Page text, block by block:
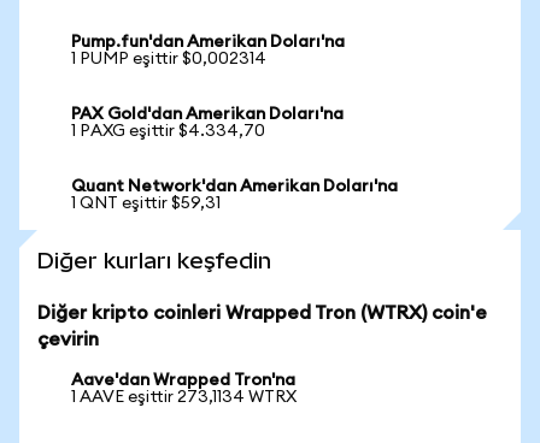
Pump.fun'dan Amerikan Doları'na
1 PUMP eşittir $0,002314
PAX Gold'dan Amerikan Doları'na
1 PAXG eşittir $4.334,70
Quant Network'dan Amerikan Doları'na
1 QNT eşittir $59,31
Diğer kurları keşfedin
Diğer kripto coinleri Wrapped Tron (WTRX) coin'e
çevirin
Aave'dan Wrapped Tron'na
1 AAVE eşittir 273,1134 WTRX